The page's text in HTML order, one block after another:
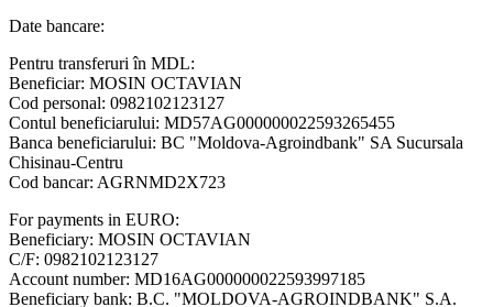
Date bancare:
Pentru transferuri în MDL:
Beneficiar: MOSIN OCTAVIAN
Cod personal: 0982102123127
Contul beneficiarului: MD57AG000000022593265455
Banca beneficiarului: BC "Moldova-Agroindbank" SA Sucursala
Chisinau-Centru
Cod bancar: AGRNMD2X723
For payments in EURO:
Beneficiary: MOSIN OCTAVIAN
C/F: 0982102123127
Account number: MD16AG000000022593997185
Beneficiary bank: B.C. "MOLDOVA-AGROINDBANK" S.A.